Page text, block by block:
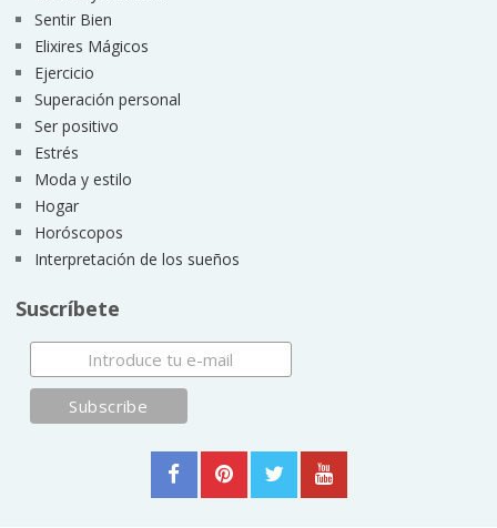
Sentir Bien
Elixires Mágicos
Ejercicio
Superación personal
Ser positivo
Estrés
Moda y estilo
Hogar
Horóscopos
Interpretación de los sueños
Suscríbete